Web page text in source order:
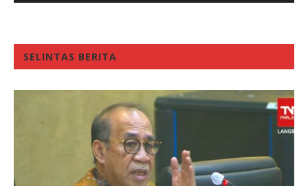
SELINTAS BERITA